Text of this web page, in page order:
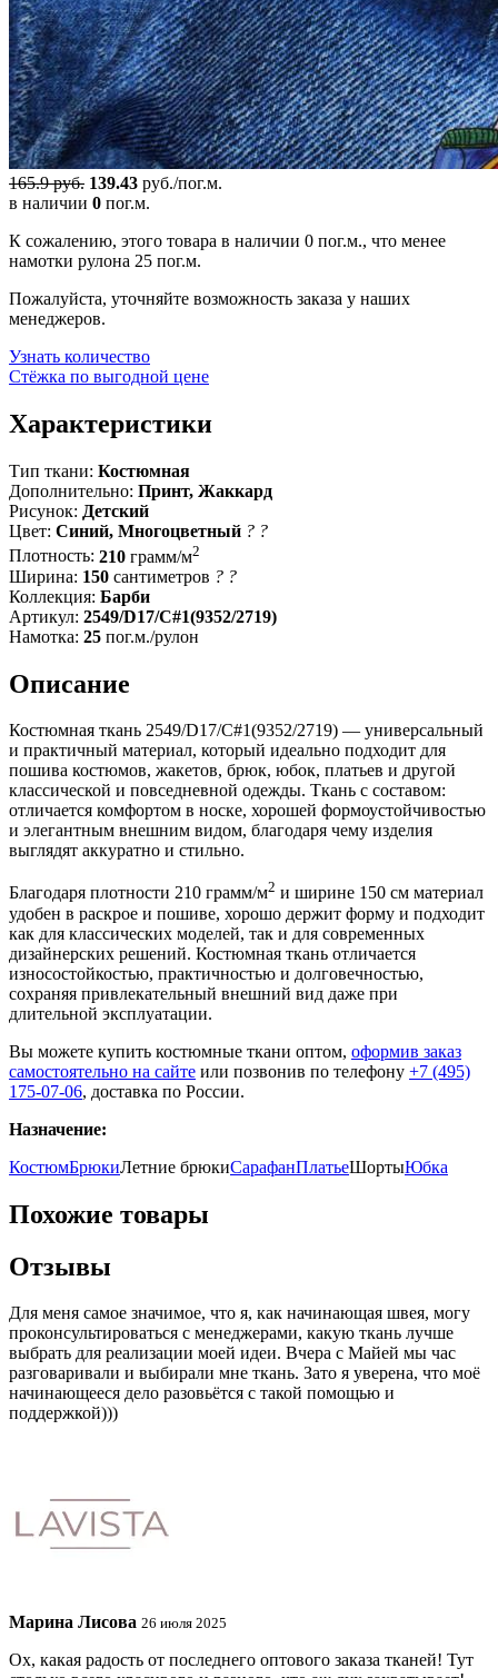
165.9 руб. 139.43 руб./пог.м.
в наличии 0 пог.м.
К сожалению, этого товара в наличии 0 пог.м., что менее
намотки рулона 25 пог.м.
Пожалуйста, уточняйте возможность заказа у наших
менеджеров.
Узнать количество
Стёжка по выгодной цене
Характеристики
Тип ткани: Костюмная
Дополнительно: Принт, Жаккард
Рисунок: Детский
Цвет: Синий, Многоцветный ? ?
Плотность: 210 грамм/м2
Ширина: 150 сантиметров ? ?
Коллекция: Барби
Артикул: 2549/D17/C#1(9352/2719)
Намотка: 25 пог.м./рулон
Описание
Костюмная ткань 2549/D17/C#1(9352/2719) — универсальный
и практичный материал, который идеально подходит для
пошива костюмов, жакетов, брюк, юбок, платьев и другой
классической и повседневной одежды. Ткань с составом:
отличается комфортом в носке, хорошей формоустойчивостью
и элегантным внешним видом, благодаря чему изделия
выглядят аккуратно и стильно.
Благодаря плотности 210 грамм/м2 и ширине 150 см материал
удобен в раскрое и пошиве, хорошо держит форму и подходит
как для классических моделей, так и для современных
дизайнерских решений. Костюмная ткань отличается
износостойкостью, практичностью и долговечностью,
сохраняя привлекательный внешний вид даже при
длительной эксплуатации.
Вы можете купить костюмные ткани оптом, оформив заказ
самостоятельно на сайте или позвонив по телефону +7 (495)
175-07-06, доставка по России.
Назначение:
КостюмБрюкиЛетние брюкиСарафанПлатьеШортыЮбка
Похожие товары
Отзывы
Для меня самое значимое, что я, как начинающая швея, могу
проконсультироваться с менеджерами, какую ткань лучше
выбрать для реализации моей идеи. Вчера с Майей мы час
разговаривали и выбирали мне ткань. Зато я уверена, что моё
начинающееся дело разовьётся с такой помощью и
поддержкой)))
Марина Лисова 26 июля 2025
Ох, какая радость от последнего оптового заказа тканей! Тут